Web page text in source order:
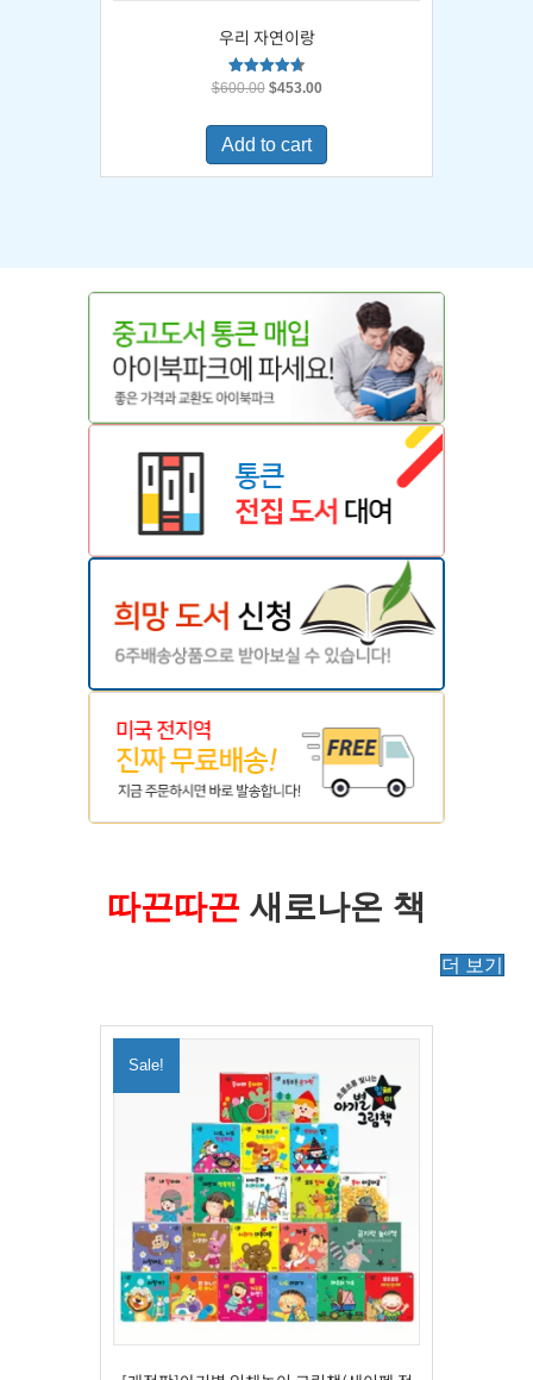
우리 자연이랑
Rated
$600.00 Original
was:
$600.00.
$453.00Current
is:
Add to cart
따끈따끈 새로나온 책
더 보기
Sale!